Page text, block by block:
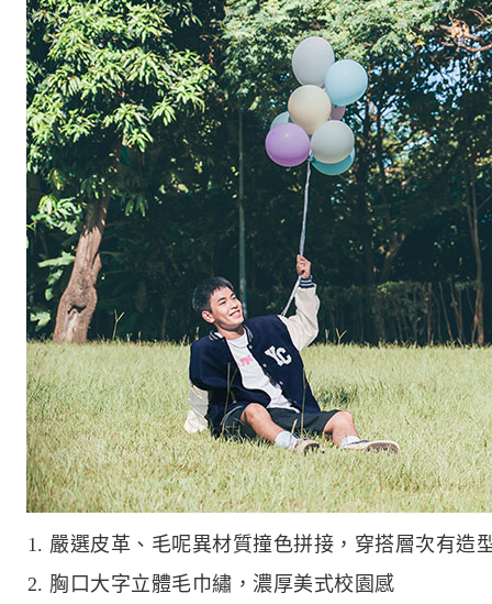
1. 嚴選皮革、毛呢異材質撞色拼接，穿搭層次有造
2. 胸口大字立體毛巾繡，濃厚美式校園感